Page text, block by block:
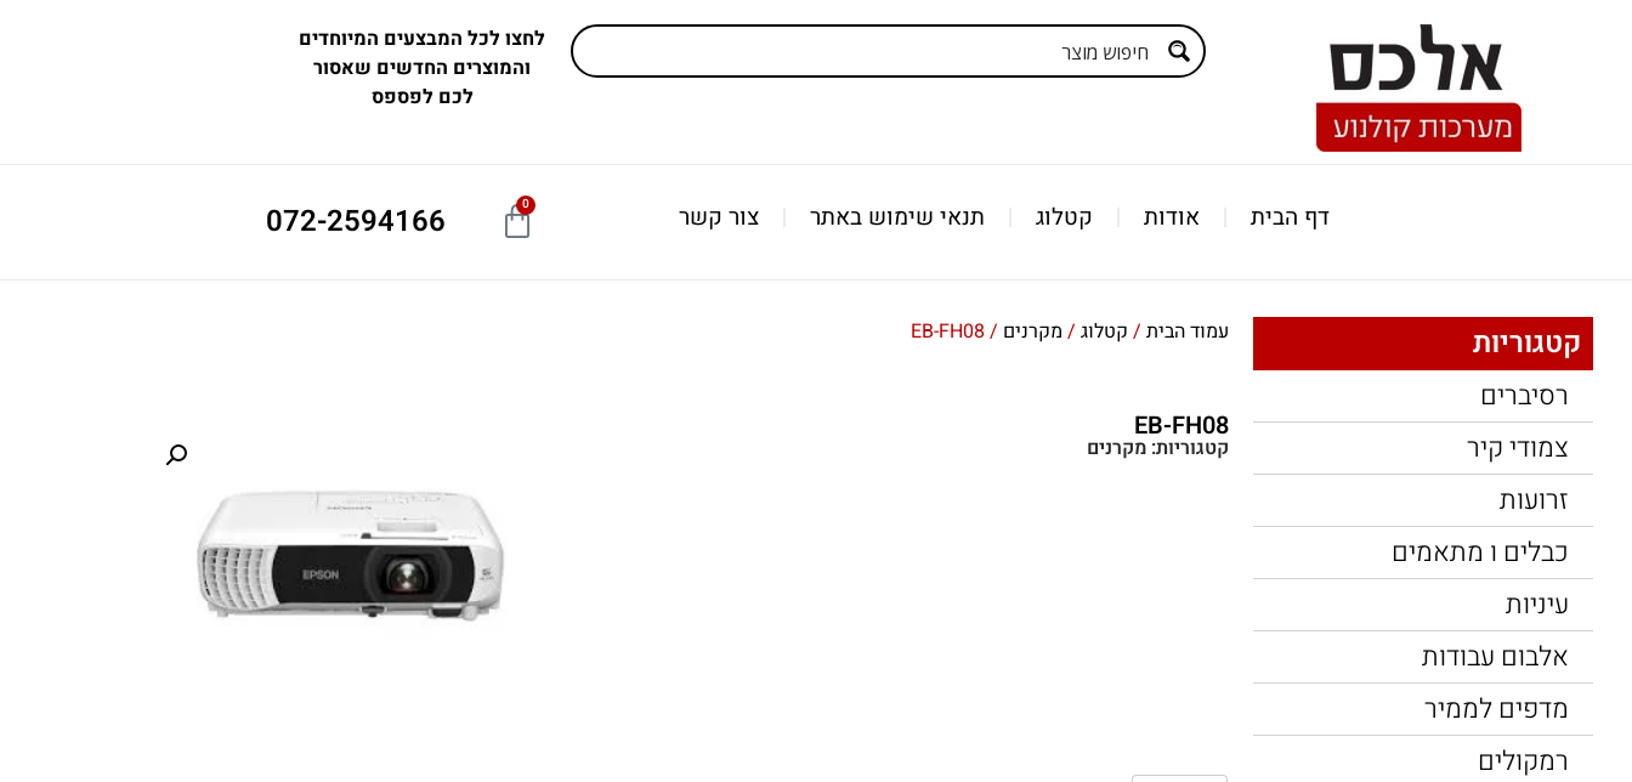
לחצו לכל המבצעים המיוחדים
והמוצרים החדשים שאסור
לכם לפספס
דף הבית אודות קטלוג תנאי שימוש באתר צור קשר 0
072-2594166
קטגוריות
רסיברים
צמודי קיר
זרועות
כבלים ו מתאמים
עיניות
אלבום עבודות
מדפים לממיר
רמקולים
עמוד הבית / קטלוג / מקרנים / EB-FH08
EB-FH08
קטגוריות: מקרנים